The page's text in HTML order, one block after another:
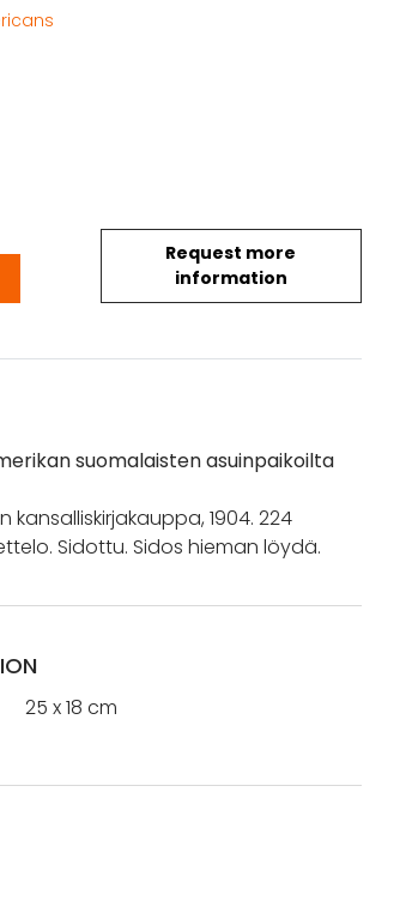
Request more
information
amerikan suomalaisten
suomalaisten asuinpaikoilta
kansalliskirjakauppa, 1904. 224
Sidottu. Sidos hieman löydä.
25 x 18 cm